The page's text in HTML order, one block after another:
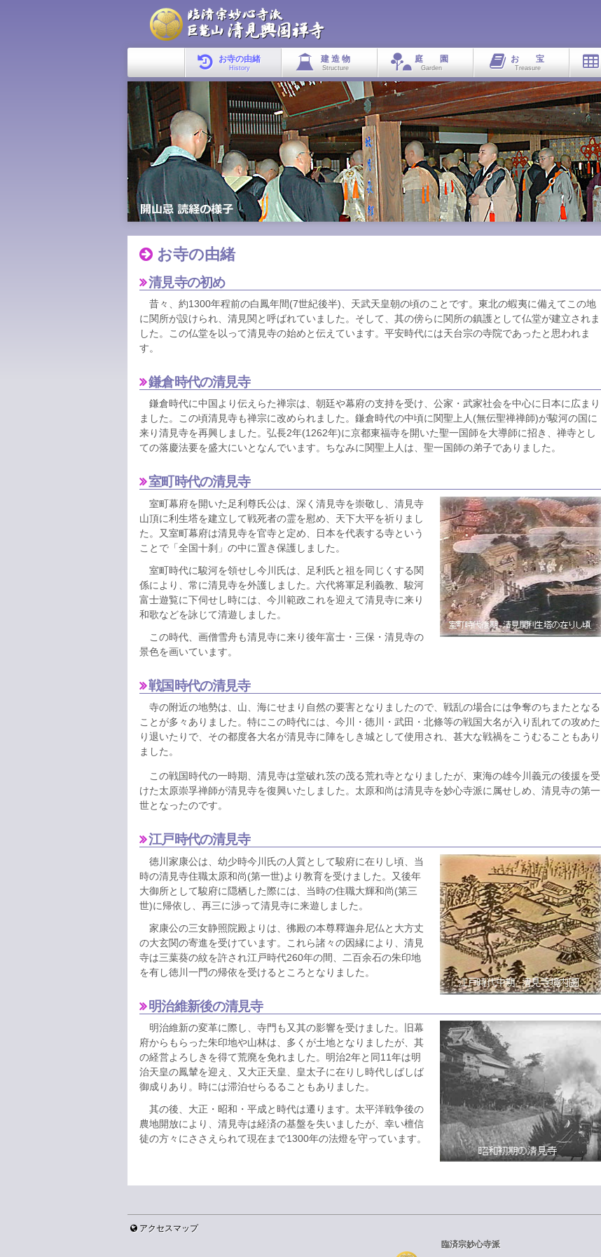
お寺の由緒
History
建 造 物
Structure
庭 園
Garden
お 宝
Treasure
お寺の由緒
清見寺の初め
昔々、約1300年程前の白鳳年間(7世紀後半)、天武天皇朝の頃のことです。東北の蝦夷に備えてこの地
に関所が設けられ、清見関と呼ばれていました。そして、其の傍らに関所の鎮護として仏堂が建立されま
した。この仏堂を以って清見寺の始めと伝えています。平安時代には天台宗の寺院であったと思われま
す。
鎌倉時代の清見寺
鎌倉時代に中国より伝えらた禅宗は、朝廷や幕府の支持を受け、公家・武家社会を中心に日本に広まり
ました。この頃清見寺も禅宗に改められました。鎌倉時代の中頃に関聖上人(無伝聖禅禅師)が駿河の国に
来り清見寺を再興しました。弘長2年(1262年)に京都東福寺を開いた聖一国師を大導師に招き、禅寺とし
ての落慶法要を盛大にいとなんでいます。ちなみに関聖上人は、聖一国師の弟子でありました。
室町時代の清見寺
室町幕府を開いた足利尊氏公は、深く清見寺を崇敬し、清見寺
山頂に利生塔を建立して戦死者の霊を慰め、天下大平を祈りまし
た。又室町幕府は清見寺を官寺と定め、日本を代表する寺という
ことで「全国十刹」の中に置き保護しました。
室町時代に駿河を領せし今川氏は、足利氏と祖を同じくする関
係により、常に清見寺を外護しました。六代将軍足利義教、駿河
富士遊覧に下伺せし時には、今川範政これを迎えて清見寺に来り
和歌などを詠じて清遊しました。
この時代、画僧雪舟も清見寺に来り後年富士・三保・清見寺の
景色を画いています。
戦国時代の清見寺
寺の附近の地勢は、山、海にせまり自然の要害となりましたので、戦乱の場合には争奪のちまたとなる
ことが多々ありました。特にこの時代には、今川・徳川・武田・北條等の戦国大名が入り乱れての攻めた
り退いたりで、その都度各大名が清見寺に陣をしき城として使用され、甚大な戦禍をこうむることもあり
ました。
この戦国時代の一時期、清見寺は堂破れ茨の茂る荒れ寺となりましたが、東海の雄今川義元の後援を受
けた太原崇孚禅師が清見寺を復興いたしました。太原和尚は清見寺を妙心寺派に属せしめ、清見寺の第一
世となったのです。
江戸時代の清見寺
徳川家康公は、幼少時今川氏の人質として駿府に在りし頃、当
時の清見寺住職太原和尚(第一世)より教育を受けました。又後年
大御所として駿府に隠栖した際には、当時の住職大輝和尚(第三
世)に帰依し、再三に渉って清見寺に来遊しました。
家康公の三女静照院殿よりは、彿殿の本尊釋迦弁尼仏と大方丈
の大玄関の寄進を受けています。これら諸々の因縁により、清見
寺は三葉葵の紋を許され江戸時代260年の間、二百余石の朱印地
を有し徳川一門の帰依を受けるところとなりました。
明治維新後の清見寺
明治維新の変革に際し、寺門も又其の影響を受けました。旧幕
府からもらった朱印地や山林は、多くが土地となりましたが、其
の経営よろしきを得て荒廃を免れました。明治2年と同11年は明
治天皇の鳳輦を迎え、又大正天皇、皇太子に在りし時代しばしば
御成りあり。時には滞泊せらるることもありました。
其の後、大正・昭和・平成と時代は遷ります。太平洋戦争後の
農地開放により、清見寺は経済の基盤を失いましたが、幸い檀信
徒の方々にささえられて現在まで1300年の法燈を守っています。
アクセスマップ
臨済宗妙心寺派